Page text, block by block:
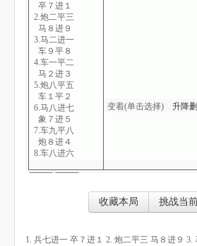
卒７进１
2.炮二平三
马８进９
3.马二进一
车９平８
4.车一平二
马２进３
5.炮八平五
车１平２
6.马八进七
象７进５
7.车九平八
炮８进４
8.车八进六
9.兵一进一
12.炮五退二
变着(单击选择) 升降删
收藏本局 挑战当
1. 兵七进一 卒７进１ 2. 炮二平三 马８进９ 3.